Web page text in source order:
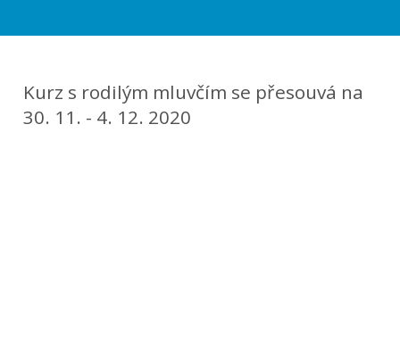
Kurz s rodilým mluvčím se přesouvá na
30. 11. - 4. 12. 2020